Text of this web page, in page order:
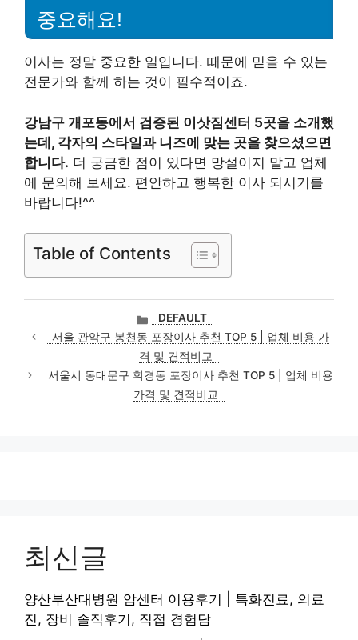
중요해요!
이사는 정말 중요한 일입니다. 때문에 믿을 수 있는
전문가와 함께 하는 것이 필수적이죠.
강남구 개포동에서 검증된 이삿짐센터 5곳을 소개했
는데, 각자의 스타일과 니즈에 맞는 곳을 찾으셨으면
합니다. 더 궁금한 점이 있다면 망설이지 말고 업체
에 문의해 보세요. 편안하고 행복한 이사 되시기를
바랍니다!^^
Table of Contents
카
테
고
리
DEFAULT
서울 관악구 봉천동 포장이사 추천 TOP 5 | 업체 비용 가
격 및 견적비교
서울시 동대문구 휘경동 포장이사 추천 TOP 5 | 업체 비용
가격 및 견적비교
최신글
양산부산대병원 암센터 이용후기 | 특화진료, 의료
진, 장비 솔직후기, 직접 경험담